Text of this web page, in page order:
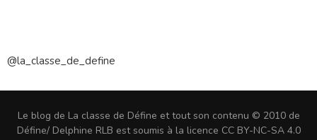
@la_classe_de_define
Le blog de La classe de Défine et tout son contenu © 2010 de
Défine/ Delphine RLB est soumis à la licence CC BY-NC-SA 4.0